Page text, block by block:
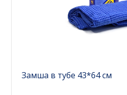
Замша в тубе 43*64 см